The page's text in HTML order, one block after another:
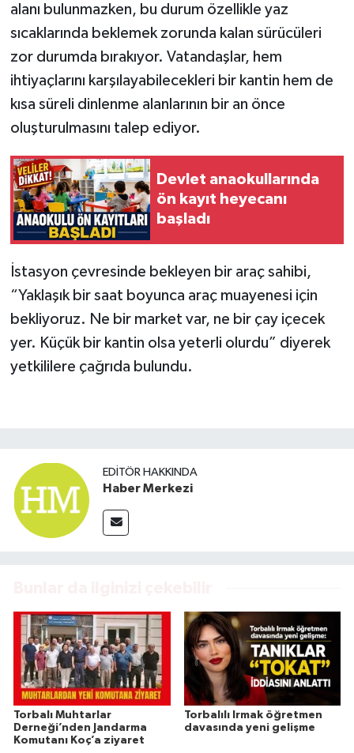
alanı bulunmazken, bu durum özellikle yaz
sıcaklarında beklemek zorunda kalan sürücüleri
zor durumda bırakıyor. Vatandaşlar, hem
ihtiyaçlarını karşılayabilecekleri bir kantin hem de
kısa süreli dinlenme alanlarının bir an önce
oluşturulmasını talep ediyor.
Devlet anaokullarında
ön kayıt heyecanı
başladı
İstasyon çevresinde bekleyen bir araç sahibi,
“Yaklaşık bir saat boyunca araç muayenesi için
bekliyoruz. Ne bir market var, ne bir çay içecek
yer. Küçük bir kantin olsa yeterli olurdu” diyerek
yetkililere çağrıda bulundu.
EDITÖR HAKKINDA
Haber Merkezi
Torbalı Muhtarlar
Derneği’nden Jandarma
Komutanı Koç’a ziyaret
Torbalılı Irmak öğretmen
davasında yeni gelişme